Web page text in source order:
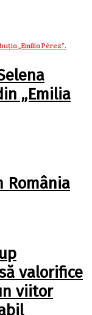
„Emilia
România
valorifice
viitor